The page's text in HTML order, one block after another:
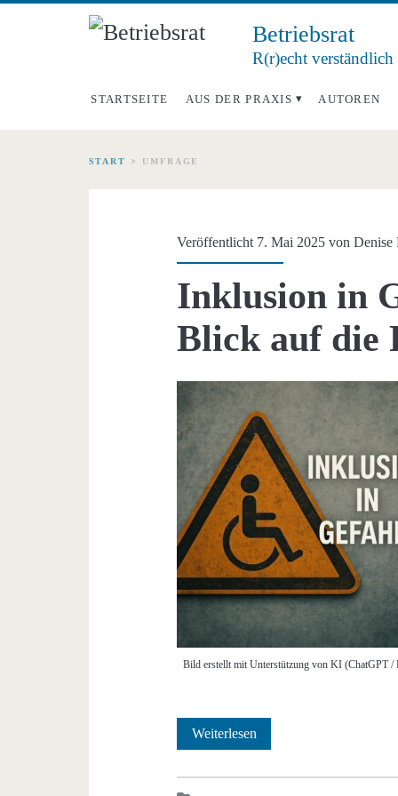
Betriebsrat
R(r)echt
STARTSEITE AUS DER PRAXIS AUTOREN
START > UMFRAGE
<span>Umfrage</
Veröffentlicht 7. Mai 2025 vonDenise
Inklusion in
Blick auf die
Bild erstellt mit Unterstützung von KI (ChatGPT /
WeiterlesenInklusion